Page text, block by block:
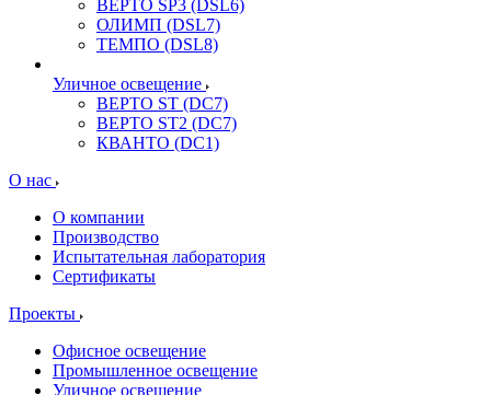
ВЕРТО SP3 (DSL6)
ОЛИМП (DSL7)
ТЕМПО (DSL8)
Уличное освещение
ВЕРТО ST (DC7)
ВЕРТО ST2 (DC7)
КВАНТО (DC1)
О нас
О компании
Производство
Испытательная лаборатория
Сертификаты
Проекты
Офисное освещение
Промышленное освещение
Уличное освещение